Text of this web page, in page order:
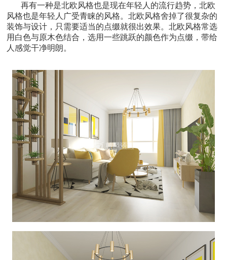
再有一种是北欧风格也是现在年轻人的流行趋势，北欧
风格也是年轻人广受青睐的风格。北欧风格舍掉了很复杂的
装饰与设计，只需要适当的点缀就很出效果。北欧风格常选
用白色与原木色结合，选用一些跳跃的颜色作为点缀，带给
人感觉干净明朗。